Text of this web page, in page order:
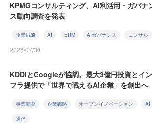
KPMGコンサルティング、AI利活用・ガバナ
ス動向調査を発表
企業戦略 AI ERM AIガバナンス コンサル
2026/07/30
KDDIとGoogleが協調。最大3億円投資とイン
フラ提供で「世界で戦えるAI企業」を創出へ
事業開発 企業戦略 オープンイノベーション AI
通信